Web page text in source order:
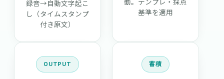
録音→自動文字起こ
し（タイムスタンプ
付き原文）
基準を適用
OUTPUT 蓄積